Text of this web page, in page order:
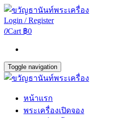
Login / Register
0Cart ฿0
Toggle navigation
หน้าแรก
พระเครื่องเปิดจอง